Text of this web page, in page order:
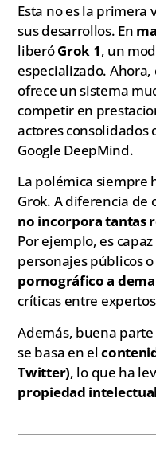
Esta no es la primera
sus desarrollos. En
liberóGrok 1, un
especializado.
ofrece un sistema
competir en
actores consolidados
Google DeepMind.
La polémica siempre
Grok. A diferencia de
no incorpora tantas
Por ejemplo, es
personajes públicos
pornográfico a
críticas entre
Además, buena
se basa en el
Twitter), lo que ha
propiedad